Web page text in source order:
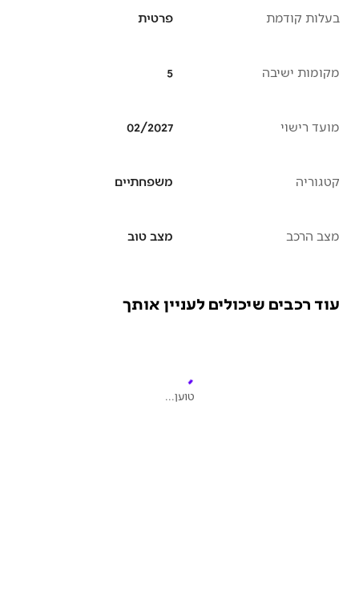
בעלות קודמת פרטית
מקומות ישיבה
מועד רישוי 02/2027
קטגוריה משפחתיים
מצב הרכב מצב טוב
עוד רכבים שיכולים לעניין אותך
טוען...